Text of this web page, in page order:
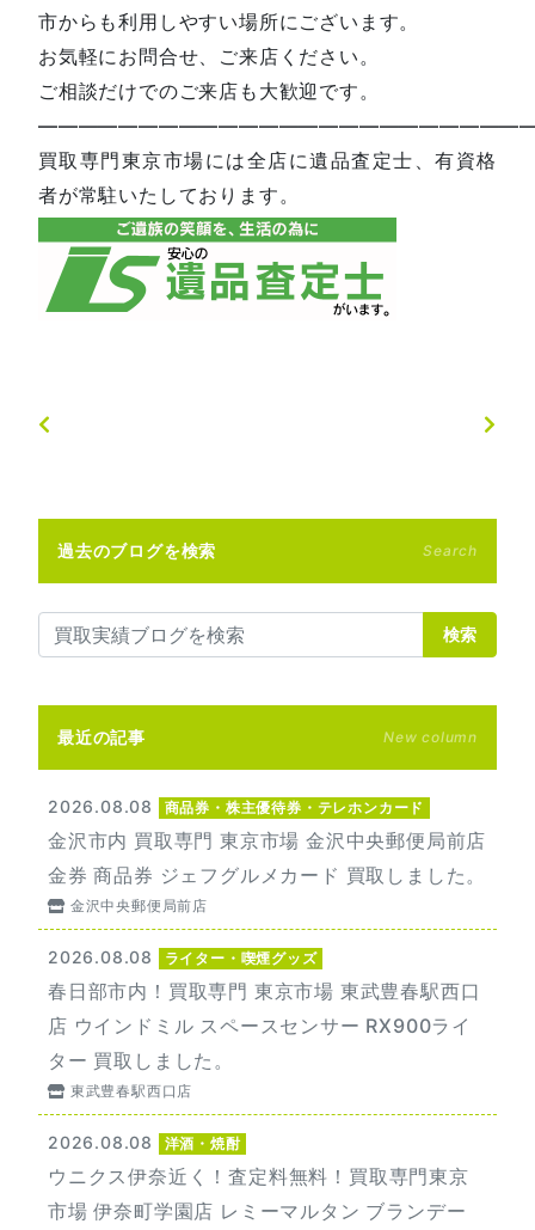
市からも利用しやすい場所にございます。
お気軽にお問合せ、ご来店ください。
ご相談だけでのご来店も大歓迎です。
買取専門東京市場には全店に遺品査定士、有資格
者が常駐いたしております。
過去のブログを検索 Search
検索
最近の記事 New column
2026.08.08 商品券・株主優待券・テレホンカード
金沢市内 買取専門 東京市場 金沢中央郵便局前店
金券 商品券 ジェフグルメカード 買取しました。
金沢中央郵便局前店
2026.08.08 ライター・喫煙グッズ
春日部市内！買取専門 東京市場 東武豊春駅西口
店 ウインドミル スペースセンサー RX900ライ
ター 買取しました。
東武豊春駅西口店
2026.08.08 洋酒・焼酎
ウニクス伊奈近く！査定料無料！買取専門東京
市場 伊奈町学園店 レミーマルタン ブランデー